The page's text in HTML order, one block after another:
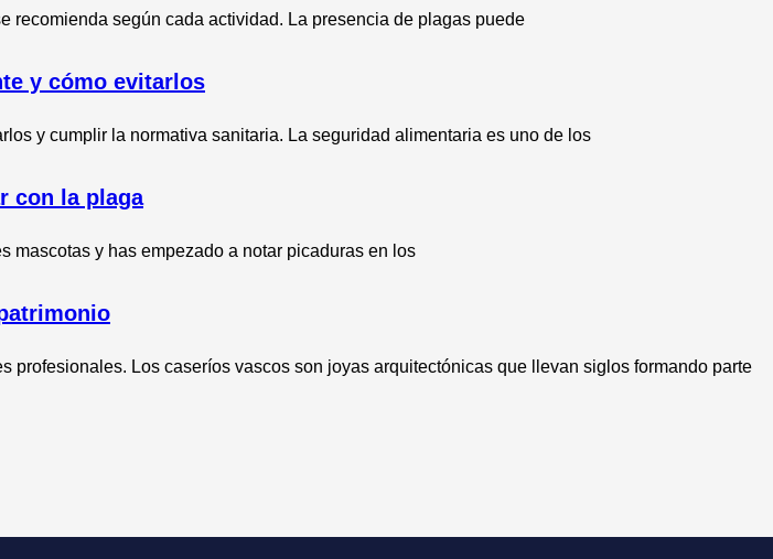
recomienda según cada actividad. La presencia de plagas puede
y cómo evitarlos
y cumplir la normativa sanitaria. La seguridad alimentaria es uno de los
con la plaga
mascotas y has empezado a notar picaduras en los
Los caseríos vascos son joyas arquitectónicas que llevan siglos formando parte